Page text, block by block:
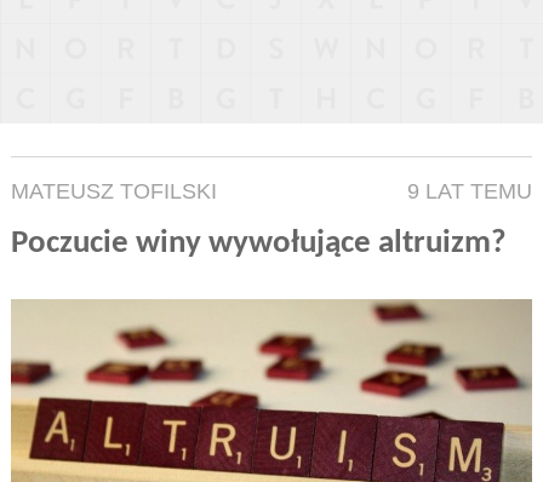
MATEUSZ TOFILSKI 9 LAT TEMU
Poczucie winy wywołujące altruizm?